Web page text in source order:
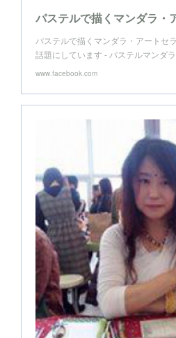
パステルで描くマンダラ・
パステルで描くマンダラ・アートセ
話題にしています - パステルマンダ
www.facebook.com